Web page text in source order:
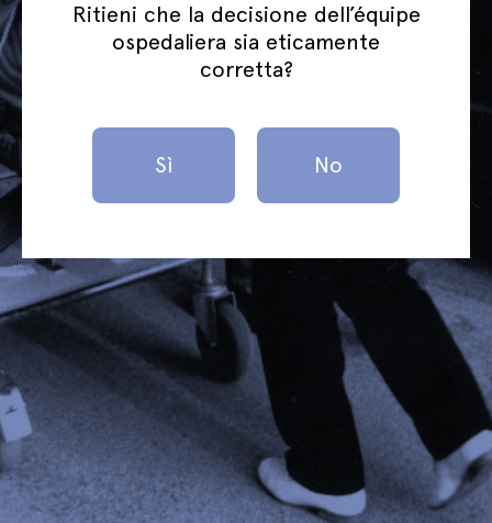
Ritieni che la decisione dell’équipe
ospedaliera sia eticamente
corretta?
Sì No